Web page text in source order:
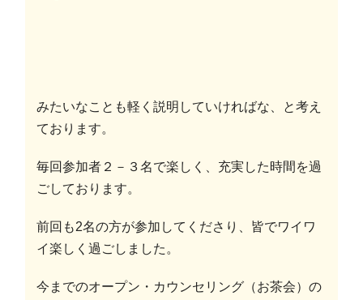
みたいなことも軽く説明していければな、と考え
ております。
毎回参加者２－３名で楽しく、充実した時間を過
ごしております。
前回も2名の方が参加してくださり、皆でワイワ
イ楽しく過ごしました。
今までのオープン・カウンセリング（お茶会）の